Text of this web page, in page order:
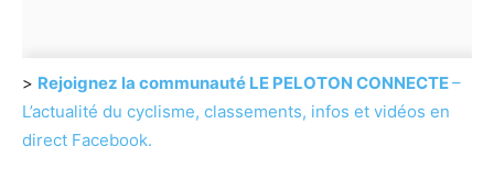
> Rejoignez la communauté LE PELOTON CONNECTE–
L’actualité du cyclisme, classements, infos et vidéos en
direct Facebook.